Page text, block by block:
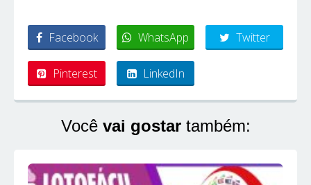
Facebook WhatsApp Twitter
Pinterest LinkedIn
Você vai gostartambém: